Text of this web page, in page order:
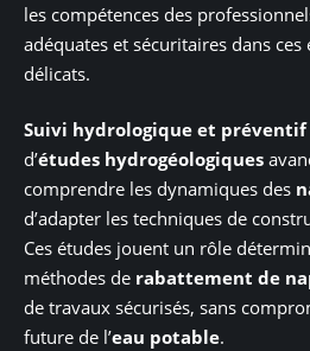
les compétences des
adéquates et sécuritaires dans
délicats.
Suivi hydrologique et préventif
d’études hydrogéologiques
comprendre les dynamiques des
d’adapter les techniques de
Ces études jouent un rôle
méthodes de rabattement de
de travaux sécurisés, sans
future de l’eau potable.